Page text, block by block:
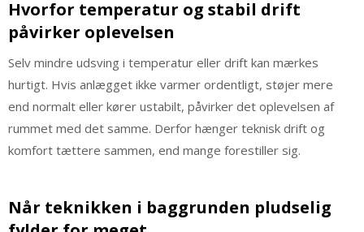
Hvorfor temperatur og stabil drift
påvirker oplevelsen
Selv mindre udsving i temperatur eller drift kan mærkes
hurtigt. Hvis anlægget ikke varmer ordentligt, støjer mere
end normalt eller kører ustabilt, påvirker det oplevelsen af
rummet med det samme. Derfor hænger teknisk drift og
komfort tættere sammen, end mange forestiller sig.
Når teknikken i baggrunden pludselig